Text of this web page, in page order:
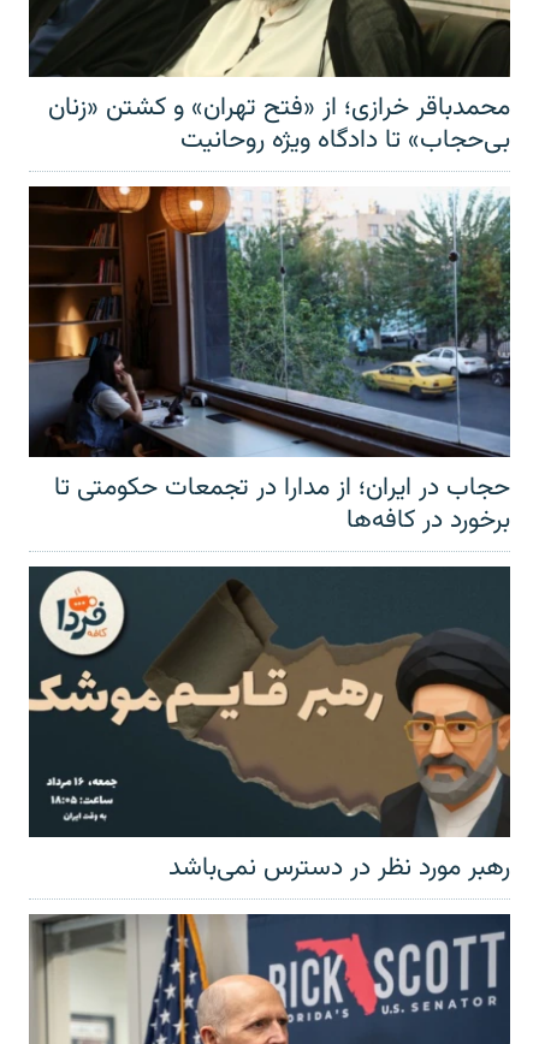
محمدباقر خرازی؛ از «فتح تهران» و کشتن «زنان
بی‌حجاب» تا دادگاه ویژه روحانیت
حجاب در ایران؛ از مدارا در تجمعات حکومتی تا
برخورد در کافه‌ها
رهبر مورد نظر در دسترس نمی‌باشد